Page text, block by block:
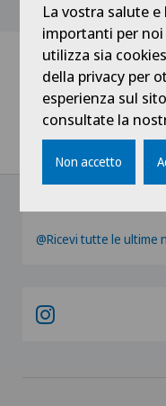
Home
Notizie / Eventi
Teleticino - Tip Top
sintomi e cure»
@Ricevi tutte le ultime
La vostra salute
importanti per
utilizza sia
della privacy per
esperienza sul
consultate la
Non accetto